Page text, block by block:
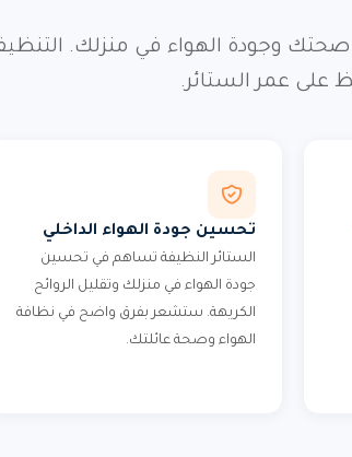
صحتك وجودة الهواء في منزلك.
على عمر الستائر.
تحسين جودة الهواء الداخلي
الستائر النظيفة تساهم في تحسين
جودة الهواء في منزلك وتقليل الروائح
الكريهة. ستشعر بفرق واضح في نظافة
الهواء وصحة عائلتك.